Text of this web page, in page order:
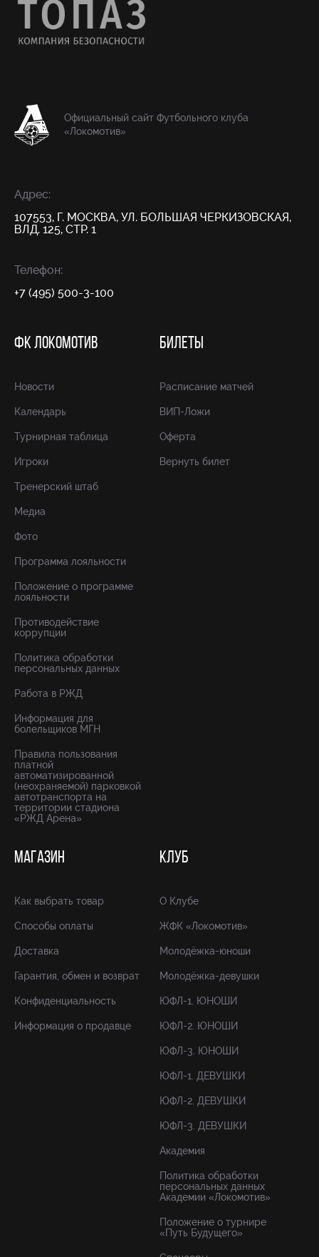
Официальный сайт Футбольного клуба
«Локомотив»
Адрес:
107553, Г. МОСКВА, УЛ. БОЛЬШАЯ ЧЕРКИЗОВСКАЯ,
ВЛД. 125, СТР. 1
Телефон:
+7 (495) 500-3-100
ФК ЛОКОМОТИВ
Новости
Календарь
Турнирная таблица
Игроки
Тренерский штаб
Медиа
Фото
Программа лояльности
Положение о программе
лояльности
Противодействие
коррупции
Политика обработки
персональных данных
Работа в РЖД
Информация для
болельщиков МГН
Правила пользования
платной
автоматизированной
(неохраняемой) парковкой
автотранспорта на
территории стадиона
«РЖД Арена»
БИЛЕТЫ
Расписание матчей
ВИП-Ложи
Оферта
Вернуть билет
МАГАЗИН
Как выбрать товар
Способы оплаты
Доставка
Гарантия, обмен и возврат
Конфиденциальность
Информация о продавце
КЛУБ
О Клубе
ЖФК «Локомотив»
Молодёжка-юноши
Молодёжка-девушки
ЮФЛ-1. ЮНОШИ
ЮФЛ-2. ЮНОШИ
ЮФЛ-3. ЮНОШИ
ЮФЛ-1. ДЕВУШКИ
ЮФЛ-2. ДЕВУШКИ
ЮФЛ-3. ДЕВУШКИ
Академия
Политика обработки
персональных данных
Академии «Локомотив»
Положение о турнире
«Путь Будущего»